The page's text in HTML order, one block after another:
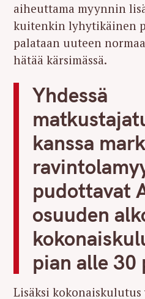
aiheuttama myynnin
kuitenkin lyhytikäinen
palataan uuteen
hätää kärsimässä.
Yhdessä
kanssa
pudottavat
osuuden
pian alle 30
Lisäksi kokonaiskulutus